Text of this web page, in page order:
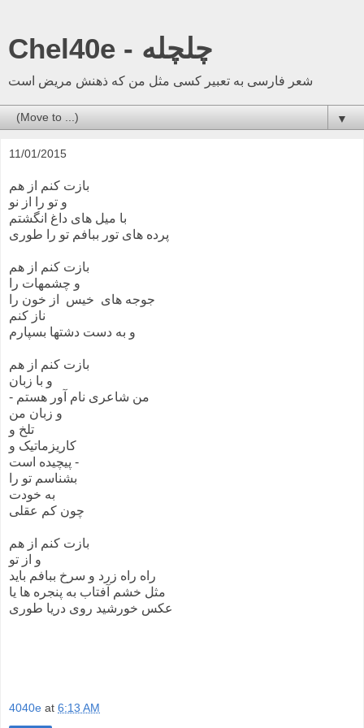
Chel40e - چلچله
شعر فارسی به تعبیر کسی مثل من که ذهنش مریض است
▼
11/01/2015
بازت کنم از هم
و تو را از نو
با میل های داغ انگشتم
پرده های تور ببافم تو را طوری
بازت کنم از هم
و چشمهات را
جوجه های خیس از خون را
ناز کنم
و به دست دشتها بسپارم
بازت کنم از هم
و با زبان
- من شاعری نام آور هستم
و زبان من
تلخ و
کاریزماتیک و
پیچیده است -
بشناسم تو را
به خودت
چون کم عقلی
بازت کنم از هم
و از تو
راه راه زرد و سرخ ببافم باید
مثل خشم آفتاب به پنجره ها یا
عکس خورشید روی دریا طوری
4040e at 6:13 AM